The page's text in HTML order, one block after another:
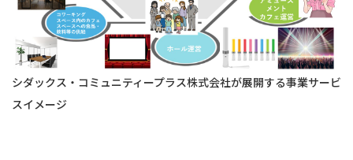
シダックス・コミュニティープラス株式会社が展開する事業サービ
スイメージ